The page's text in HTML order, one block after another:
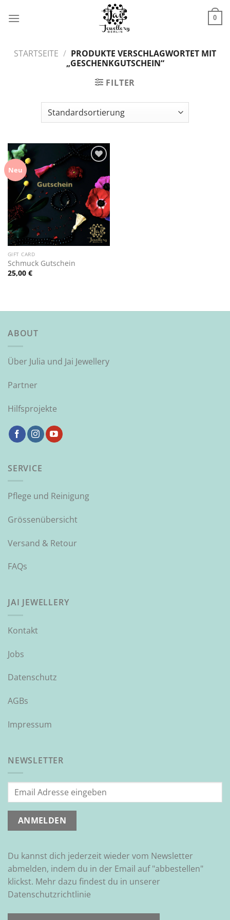
Inhalt
0
STARTSEITE / PRODUKTE VERSCHLAGWORTET MIT
„GESCHENKGUTSCHEIN“
FILTER
Neu
Wunschliste
hinzufügen
GIFT CARD
Schmuck Gutschein
25,00 €
ABOUT
Über Julia und Jai Jewellery
Partner
Hilfsprojekte
SERVICE
Pflege und Reinigung
Grössenübersicht
Versand & Retour
FAQs
JAI JEWELLERY
Kontakt
Jobs
Datenschutz
AGBs
Impressum
NEWSLETTER
Du kannst dich jederzeit wieder vom Newsletter
abmelden, indem du in der Email auf "abbestellen"
klickst. Mehr dazu findest du in unserer
Datenschutzrichtlinie